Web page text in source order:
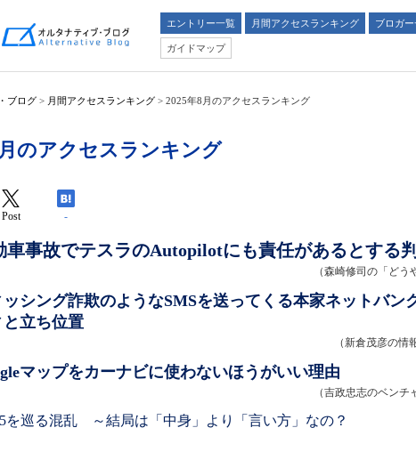
エントリー一覧 月間アクセスランキング ブロガ
ガイドマップ
ブログ > 月間アクセスランキング > 2025年8月のアクセスランキング
のアクセスランキング
Post -
車事故でテスラのAutopilotにも責任があるとする
（森崎修司の「どう
ッシング詐欺のようなSMSを送ってくる本家ネットバン
と立ち位置
（新倉茂彦の情
マップをカーナビに使わないほうがいい理由
（吉政忠志のベンチ
を巡る混乱 ～結局は「中身」より「言い方」なの？